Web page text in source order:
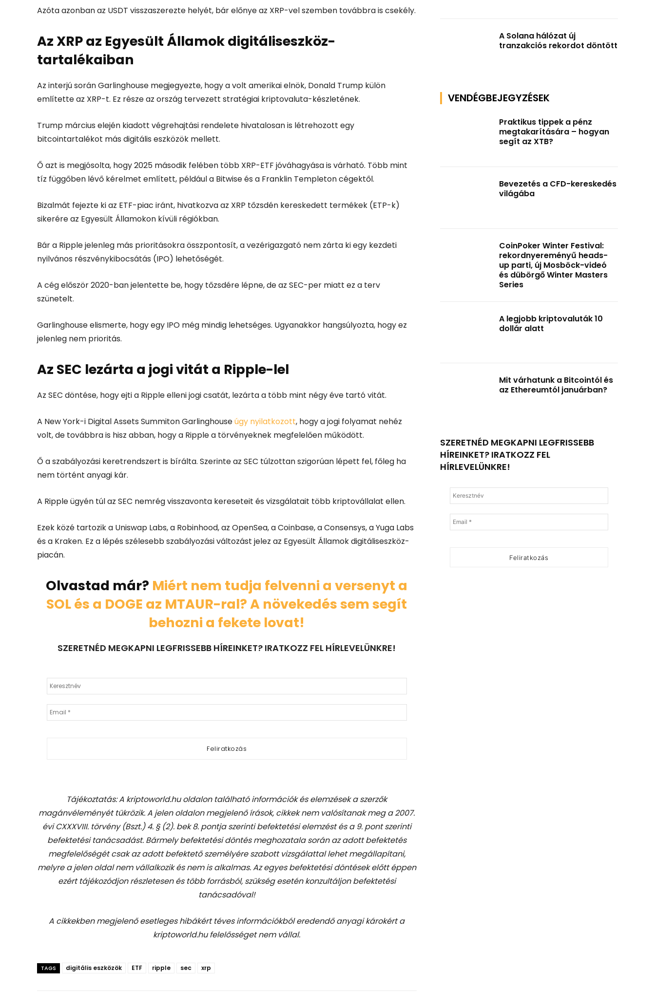
Azóta azonban az USDT visszaszerezte helyét, bár előnye az XRP-vel szemben továbbra is csekély.
Az XRP az Egyesült Államok digitáliseszköz-
tartalékaiban
Az interjú során Garlinghouse megjegyezte, hogy a volt amerikai elnök, Donald Trump külön
említette az XRP-t. Ez része az ország tervezett stratégiai kriptovaluta-készletének.
Trump március elején kiadott végrehajtási rendelete hivatalosan is létrehozott egy
bitcointartalékot más digitális eszközök mellett.
Ő azt is megjósolta, hogy 2025 második felében több XRP-ETF jóváhagyása is várható. Több mint
tíz függőben lévő kérelmet említett, például a Bitwise és a Franklin Templeton cégektől.
Bizalmát fejezte ki az ETF-piac iránt, hivatkozva az XRP tőzsdén kereskedett termékek (ETP-k)
sikerére az Egyesült Államokon kívüli régiókban.
Bár a Ripple jelenleg más prioritásokra összpontosít, a vezérigazgató nem zárta ki egy kezdeti
nyilvános részvénykibocsátás (IPO) lehetőségét.
A cég először 2020-ban jelentette be, hogy tőzsdére lépne, de az SEC-per miatt ez a terv
szünetelt.
Garlinghouse elismerte, hogy egy IPO még mindig lehetséges. Ugyanakkor hangsúlyozta, hogy ez
jelenleg nem prioritás.
Az SEC lezárta a jogi vitát a Ripple-lel
Az SEC döntése, hogy ejti a Ripple elleni jogi csatát, lezárta a több mint négy éve tartó vitát.
A New York-i Digital Assets Summiton Garlinghouseúgy nyilatkozott, hogy a jogi folyamat nehéz
volt, de továbbra is hisz abban, hogy a Ripple a törvényeknek megfelelően működött.
Ő a szabályozási keretrendszert is bírálta. Szerinte az SEC túlzottan szigorúan lépett fel, főleg ha
nem történt anyagi kár.
A Ripple ügyén túl az SEC nemrég visszavonta kereseteit és vizsgálatait több kriptovállalat ellen.
Ezek közé tartozik a Uniswap Labs, a Robinhood, az OpenSea, a Coinbase, a Consensys, a Yuga Labs
és a Kraken. Ez a lépés szélesebb szabályozási változást jelez az Egyesült Államok digitáliseszköz-
piacán.
Olvastad már? Miért nem tudja felvenni a versenyt a
SOL és a DOGE az MTAUR-ral? A növekedés sem segít
behozni a fekete lovat!
SZERETNÉD MEGKAPNI LEGFRISSEBB HÍREINKET? IRATKOZZ FEL HÍRLEVELÜNKRE!
Tájékoztatás: A kriptoworld.hu oldalon található információk és elemzések a szerzők
magánvéleményét tükrözik. A jelen oldalon megjelenő írások, cikkek nem valósítanak meg a 2007.
évi CXXXVIII. törvény (Bszt.) 4. § (2). bek 8. pontja szerinti befektetési elemzést és a 9. pont szerinti
befektetési tanácsadást. Bármely befektetési döntés meghozatala során az adott befektetés
megfelelőségét csak az adott befektető személyére szabott vizsgálattal lehet megállapítani,
melyre a jelen oldal nem vállalkozik és nem is alkalmas. Az egyes befektetési döntések előtt éppen
ezért tájékozódjon részletesen és több forrásból, szükség esetén konzultáljon befektetési
tanácsadóval!
A cikkekben megjelenő esetleges hibákért téves információkból eredendő anyagi károkért a
kriptoworld.hu felelősséget nem vállal.
TAGS digitális eszközök ETF ripple sec xrp
A Solana hálózat új
tranzakciós rekordot döntött
VENDÉGBEJEGYZÉSEK
Praktikus tippek a pénz
megtakarítására – hogyan
segít az XTB?
Bevezetés a CFD-kereskedés
világába
CoinPoker Winter Festival:
rekordnyereményű heads-
up parti, új Mosböck-videó
és dübörgő Winter Masters
Series
A legjobb kriptovaluták 10
dollár alatt
Mit várhatunk a Bitcointól és
az Ethereumtól januárban?
SZERETNÉD MEGKAPNI LEGFRISSEBB
HÍREINKET? IRATKOZZ FEL
HÍRLEVELÜNKRE!